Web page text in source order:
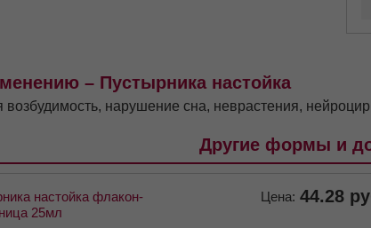
– Пустырника настойка
нарушение сна, неврастения,
Другие формы и
настойка флакон-
25мл
Цена: 44.28